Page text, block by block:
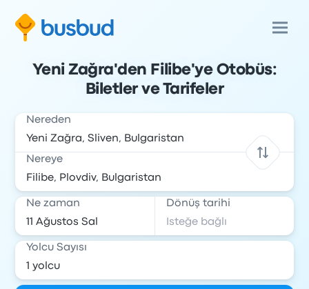
Yeni Zağra'den Filibe'ye Otobüs:
Biletler ve Tarifeler
Nereden
Nereye
Ne zaman Dönüş tarihi
Yolcu Sayısı